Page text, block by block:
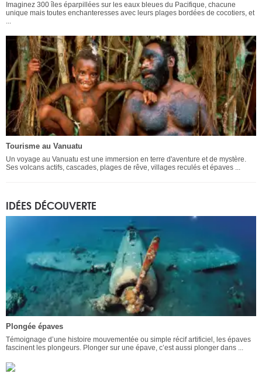
Imaginez 300 îles éparpillées sur les eaux bleues du Pacifique, chacune
unique mais toutes enchanteresses avec leurs plages bordées de cocotiers, et
...
Tourisme au Vanuatu
Un voyage au Vanuatu est une immersion en terre d'aventure et de mystère.
Ses volcans actifs, cascades, plages de rêve, villages reculés et épaves ...
IDÉES DÉCOUVERTE
Plongée épaves
Témoignage d’une histoire mouvementée ou simple récif artificiel, les épaves
fascinent les plongeurs. Plonger sur une épave, c’est aussi plonger dans ...